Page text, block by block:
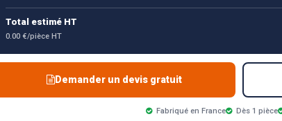
Total estimé HT
0.00 €/pièce HT
Demander un devis gratuit
Fabriqué en France Dès 1 pièce